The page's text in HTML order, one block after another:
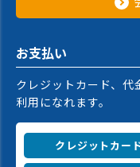
お支払い
クレジットカード、
利用になれます。
クレジットカー